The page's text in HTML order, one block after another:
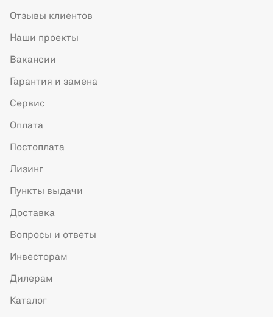
Отзывы клиентов
Наши проекты
Вакансии
Гарантия и замена
Сервис
Оплата
Постоплата
Лизинг
Пункты выдачи
Доставка
Вопросы и ответы
Инвесторам
Дилерам
Каталог